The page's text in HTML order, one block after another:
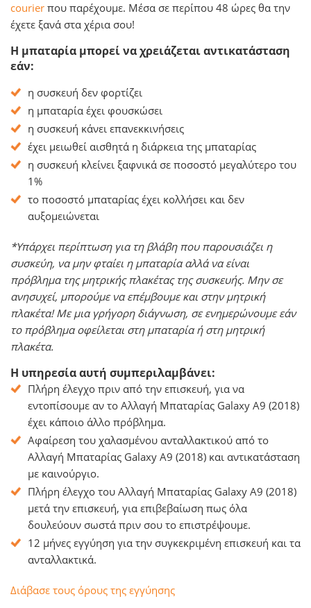
courier που παρέχουμε. Μέσα σε περίπου 48 ώρες θα την
έχετε ξανά στα χέρια σου!
Η μπαταρία μπορεί να χρειάζεται αντικατάσταση
εάν:
η συσκευή δεν φορτίζει
η μπαταρία έχει φουσκώσει
η συσκευή κάνει επανεκκινήσεις
έχει μειωθεί αισθητά η διάρκεια της μπαταρίας
η συσκευή κλείνει ξαφνικά σε ποσοστό μεγαλύτερο του
1%
το ποσοστό μπαταρίας έχει κολλήσει και δεν
αυξομειώνεται
*Υπάρχει περίπτωση για τη βλάβη που παρουσιάζει η
συσκεύη, να μην φταίει η μπαταρία αλλά να είναι
πρόβλημα της μητρικής πλακέτας της συσκευής. Μην σε
ανησυχεί, μπορούμε να επέμβουμε και στην μητρική
πλακέτα! Με μια γρήγορη διάγνωση, σε ενημερώνουμε εάν
το πρόβλημα οφείλεται στη μπαταρία ή στη μητρική
πλακέτα.
Η υπηρεσία αυτή συμπεριλαμβάνει:
Πλήρη έλεγχο πριν από την επισκευή, για να
εντοπίσουμε αν το Αλλαγή Μπαταρίας Galaxy A9 (2018)
έχει κάποιο άλλο πρόβλημα.
Αφαίρεση του χαλασμένου ανταλλακτικού από το
Αλλαγή Μπαταρίας Galaxy A9 (2018) και αντικατάσταση
με καινούργιο.
Πλήρη έλεγχο του Αλλαγή Μπαταρίας Galaxy A9 (2018)
μετά την επισκευή, για επιβεβαίωση πως όλα
δουλεύουν σωστά πριν σου το επιστρέψουμε.
12 μήνες εγγύηση για την συγκεκριμένη επισκευή και τα
ανταλλακτικά.
Διάβασε τους όρους της εγγύησης